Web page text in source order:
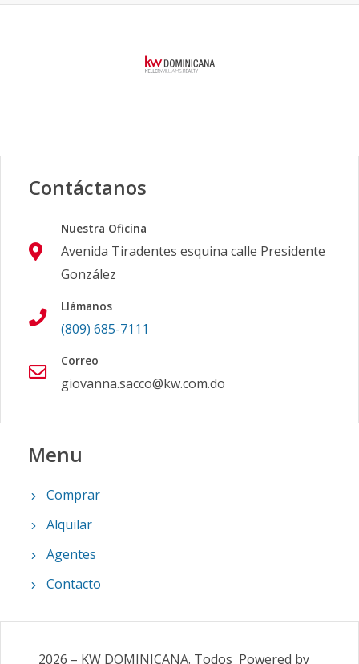
Contáctanos
Nuestra Oficina
Avenida Tiradentes esquina calle Presidente
González
Llámanos
(809) 685-7111
Correo
giovanna.sacco@kw.com.do
Menu
Comprar
Alquilar
Agentes
Contacto
2026 – KW DOMINICANA. Todos Powered by